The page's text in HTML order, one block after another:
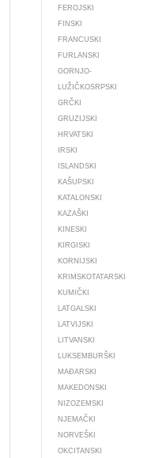
FEROJSKI
FINSKI
FRANCUSKI
FURLANSKI
GORNJO­
LUŽIČKOSRPSKI
GRČKI
GRUZIJSKI
HRVATSKI
IRSKI
ISLANDSKI
KAŠUPSKI
KATALONSKI
KAZAŠKI
KINESKI
KIRGISKI
KORNIJSKI
KRIMSKOTATARSKI
KUMIČKI
LATGALSKI
LATVIJSKI
LITVANSKI
LUKSEMBURŠKI
MAĐARSKI
MAKEDONSKI
NIZOZEMSKI
NJEMAČKI
NORVEŠKI
OKCITANSKI